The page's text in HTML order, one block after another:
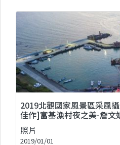
2019北觀國家風景區采風
佳作]富基漁村夜之美-詹文
照片
2019/01/01